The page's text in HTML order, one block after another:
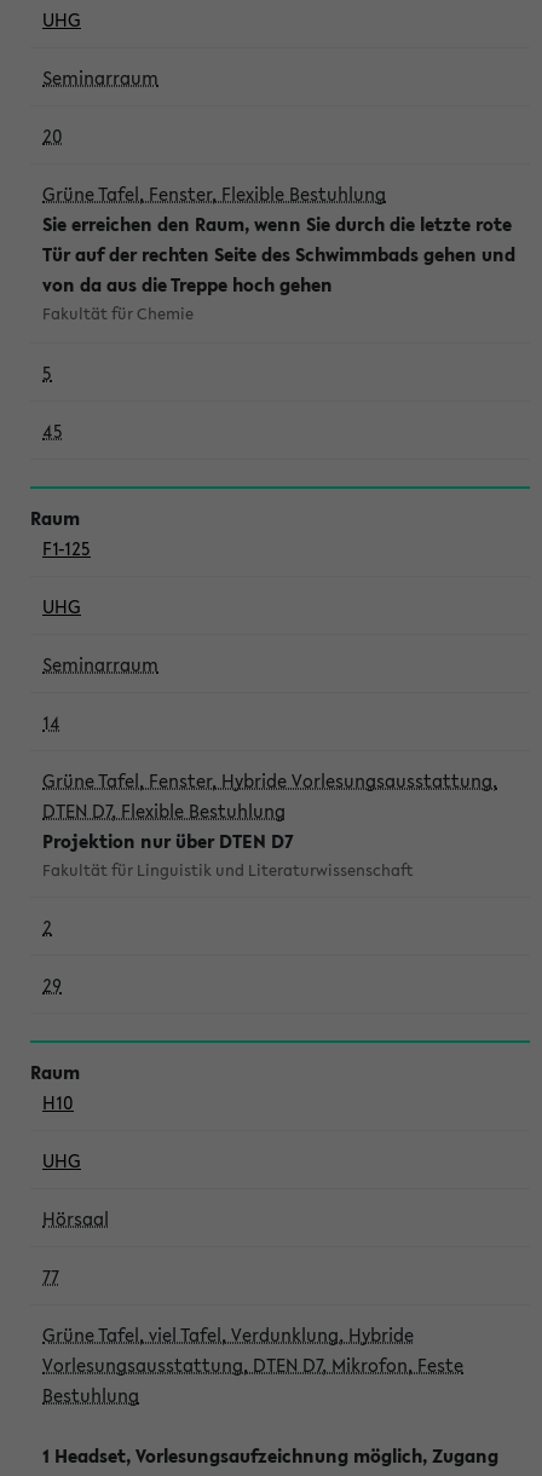
UHG
Seminarraum
20
Grüne Tafel, Fenster, Flexible Bestuhlung
Sie erreichen den Raum, wenn Sie durch die letzte rote
Tür auf der rechten Seite des Schwimmbads gehen und
von da aus die Treppe hoch gehen
Fakultät für Chemie
5
45
F1-125
UHG
Seminarraum
14
Grüne Tafel, Fenster, Hybride Vorlesungsausstattung,
DTEN D7, Flexible Bestuhlung
Projektion nur über DTEN D7
Fakultät für Linguistik und Literaturwissenschaft
2
29
H10
UHG
Hörsaal
77
Grüne Tafel, viel Tafel, Verdunklung, Hybride
Vorlesungsausstattung, DTEN D7, Mikrofon, Feste
Bestuhlung
1 Headset, Vorlesungsaufzeichnung möglich, Zugang